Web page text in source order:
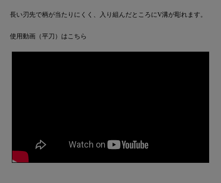
長い刃先で柄が当たりにくく、入り組んだところにV溝が彫れます。
使用動画（平刀）はこちら